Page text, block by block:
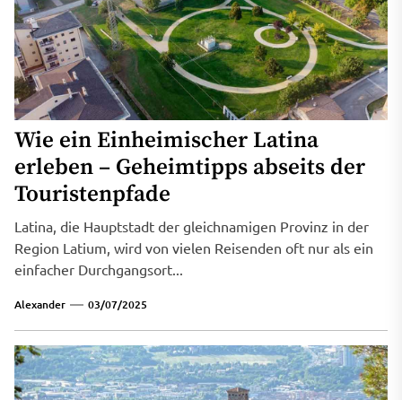
Wie ein Einheimischer Latina
erleben – Geheimtipps abseits der
Touristenpfade
Latina, die Hauptstadt der gleichnamigen Provinz in der
Region Latium, wird von vielen Reisenden oft nur als ein
einfacher Durchgangsort...
Alexander 03/07/2025